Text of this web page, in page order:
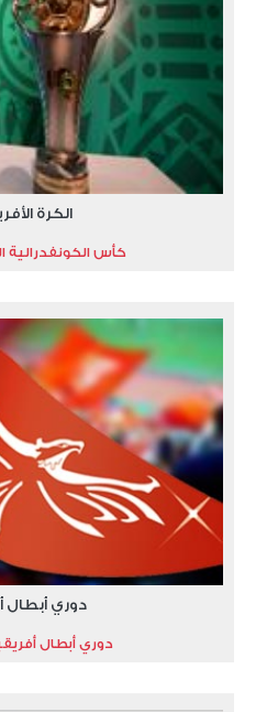
الكرة
كأس الكونفدرالية
دوري أبطال
دوري أبطال أفريقيا 2024/